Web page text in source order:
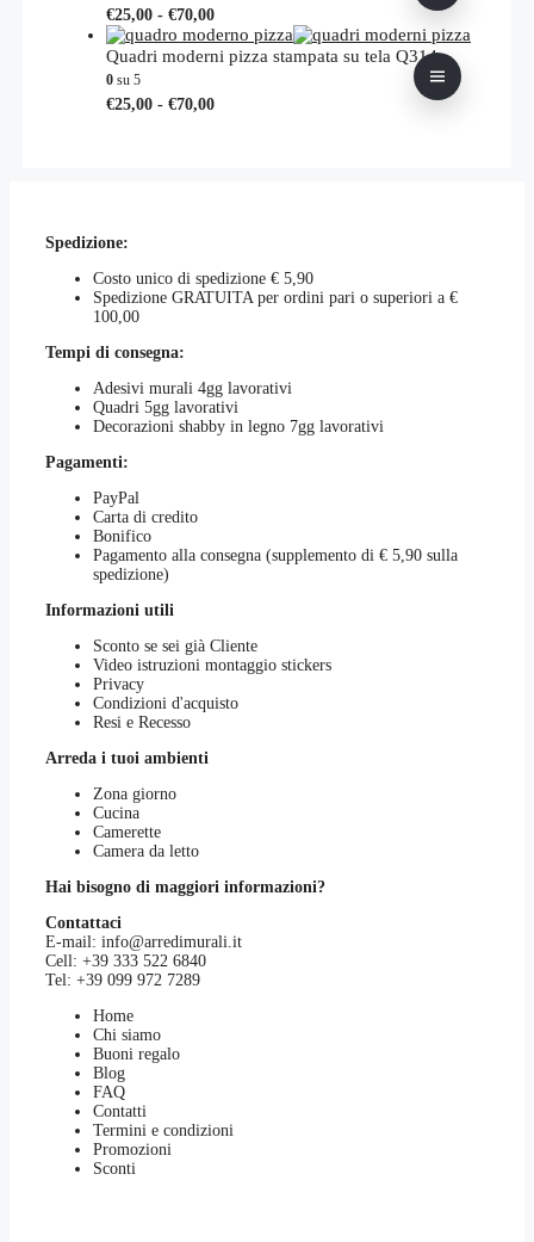
pagina
del
prodotto
€70,00
opzioni
possono
essere
nella
€25,00 - €70,00Fascia
di
prezzo:
da
a
Questo
prodotto
ha
prodotto
Quadri moderni pizza stampata su tela Q314
0 su 5
€25,00 - €70,00Fascia
Questo
scelte
nella
Spedizione:
Costo unico di spedizione € 5,90
Spedizione GRATUITA per ordini pari o superiori a €
100,00
Tempi di consegna:
Adesivi murali 4gg lavorativi
Quadri 5gg lavorativi
Decorazioni shabby in legno 7gg lavorativi
Pagamenti:
PayPal
Carta di credito
Bonifico
Pagamento alla consegna (supplemento di € 5,90 sulla
spedizione)
Informazioni utili
Sconto se sei già Cliente
Video istruzioni montaggio stickers
Privacy
Condizioni d'acquisto
Resi e Recesso
Arreda i tuoi ambienti
Zona giorno
Cucina
Camerette
Camera da letto
Hai bisogno di maggiori informazioni?
Contattaci
E-mail: info@arredimurali.it
Cell: +39 333 522 6840
Tel: +39 099 972 7289
Home
Chi siamo
Buoni regalo
Blog
FAQ
Contatti
Termini e condizioni
Promozioni
Sconti